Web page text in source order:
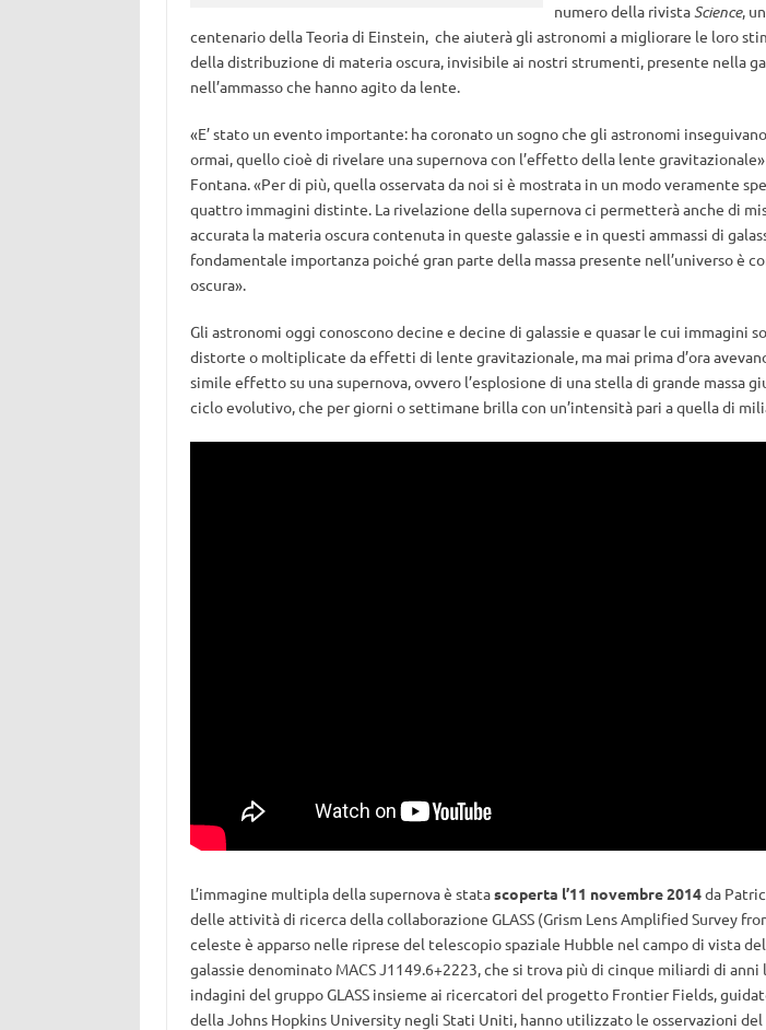
numero della rivistaScience,
centenario della Teoria di Einstein, che aiuterà gli astronomi a migliorare le loro
della distribuzione di materia oscura, invisibile ai nostri strumenti, presente nella
nell’ammasso che hanno agito da lente.
«E’ stato un evento importante: ha coronato un sogno che gli astronomi
ormai, quello cioè di rivelare una supernova con l’effetto della lente
Fontana. «Per di più, quella osservata da noi si è mostrata in un modo veramente
quattro immagini distinte. La rivelazione della supernova ci permetterà anche di
accurata la materia oscura contenuta in queste galassie e in questi ammassi di
fondamentale importanza poiché gran parte della massa presente nell’universo è
oscura».
Gli astronomi oggi conoscono decine e decine di galassie e quasar le cui immagini
distorte o moltiplicate da effetti di lente gravitazionale, ma mai prima d’ora
simile effetto su una supernova, ovvero l’esplosione di una stella di grande massa
ciclo evolutivo, che per giorni o settimane brilla con un’intensità pari a quella di
L’immagine multipla della supernova è statascoperta l’11 novembre 2014da
delle attività di ricerca della collaborazione GLASS (Grism Lens Amplified Survey
celeste è apparso nelle riprese del telescopio spaziale Hubble nel campo di vista
galassie denominato MACS J1149.6+2223, che si trova più di cinque miliardi di
indagini del gruppo GLASS insieme ai ricercatori del progetto Frontier Fields,
della Johns Hopkins University negli Stati Uniti, hanno utilizzato le osservazioni